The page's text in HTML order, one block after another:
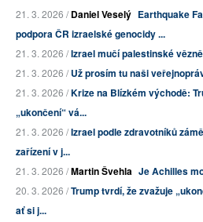
21. 3. 2026 /Daniel Veselý Earthquake
podpora ČR izraelské genocidy ...
21. 3. 2026 /Izrael mučí palestinské vězně
21. 3. 2026 /Už prosím tu naši
21. 3. 2026 /Krize na Blízkém východě:
„ukončení“ vá...
21. 3. 2026 /Izrael podle zdravotníků
zařízení v j...
21. 3. 2026 /Martin Švehla Je Achilles
20. 3. 2026 /Trump tvrdí, že zvažuje
ať si j...